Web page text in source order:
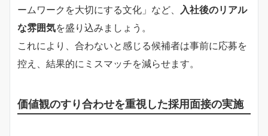
ームワークを大切にする文化」など、
入社後のリアル
な雰囲気を盛り込みましょう。
これにより、合わないと感じる候補者は事前に応募を
控え、結果的にミスマッチを減らせます。
価値観のすり合わせを重視した採用面接の実施